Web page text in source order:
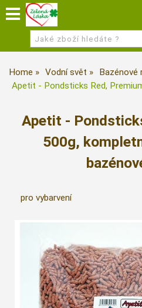
Home Vodní svět Bazénové
Apetit - Pondsticks Red,
Apetit -
500g,
pro vybarvení